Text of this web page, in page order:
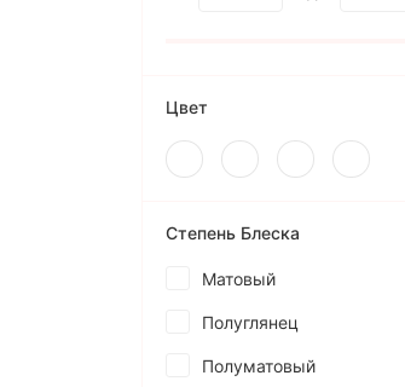
Цвет
Степень Блеска
Матовый
Полуглянец
Полуматовый